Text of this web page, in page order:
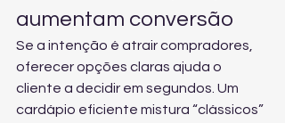
aumentam conversão
Se a intenção é atrair compradores,
oferecer opções claras ajuda o
cliente a decidir em segundos. Um
cardápio eficiente mistura “clássicos”